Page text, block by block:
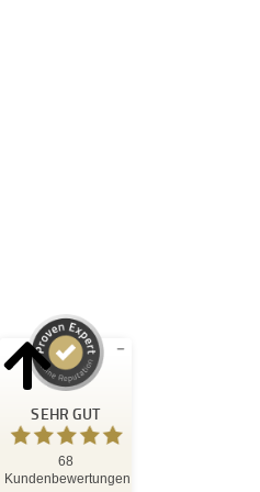
SEHR GUT
68
Kundenbewertungen
Kundenbewertungen und Erfahrungen zu
Blattwerk Media GmbH
SEHR GUT